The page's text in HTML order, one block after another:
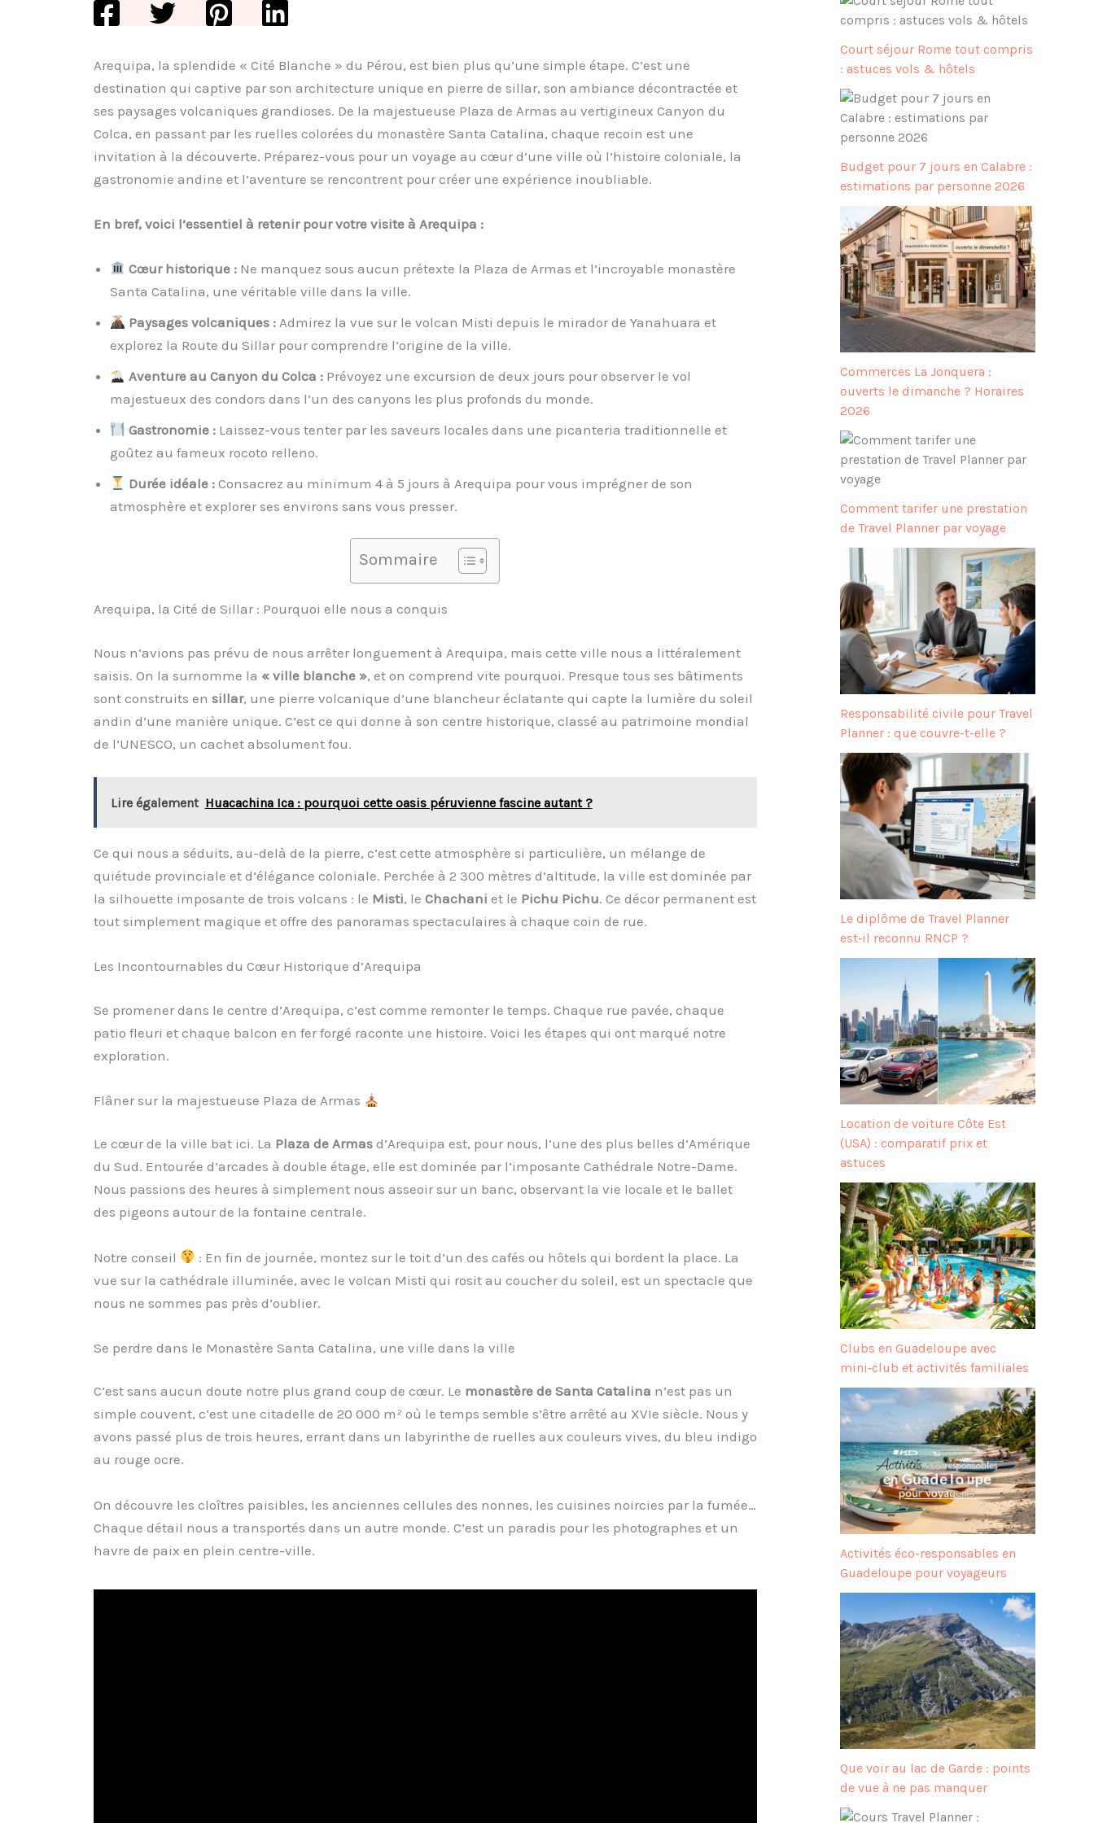
Arequipa, la splendide « Cité Blanche » du Pérou, est bien plus qu’une simple étape. C’est une
destination qui captive par son architecture unique en pierre de sillar, son ambiance décontractée et
ses paysages volcaniques grandioses. De la majestueuse Plaza de Armas au vertigineux Canyon du
Colca, en passant par les ruelles colorées du monastère Santa Catalina, chaque recoin est une
invitation à la découverte. Préparez-vous pour un voyage au cœur d’une ville où l’histoire coloniale, la
gastronomie andine et l’aventure se rencontrent pour créer une expérience inoubliable.
En bref, voici l’essentiel à retenir pour votre visite à Arequipa :
Cœur historique :Ne manquez sous aucun prétexte la Plaza de Armas et l’incroyable monastère
Santa Catalina, une véritable ville dans la ville.
Paysages volcaniques :Admirez la vue sur le volcan Misti depuis le mirador de Yanahuara et
explorez la Route du Sillar pour comprendre l’origine de la ville.
Aventure au Canyon du Colca :Prévoyez une excursion de deux jours pour observer le vol
majestueux des condors dans l’un des canyons les plus profonds du monde.
Gastronomie :Laissez-vous tenter par les saveurs locales dans une picanteria traditionnelle et
goûtez au fameux rocoto relleno.
Durée idéale :Consacrez au minimum 4 à 5 jours à Arequipa pour vous imprégner de son
atmosphère et explorer ses environs sans vous presser.
Sommaire
Arequipa, la Cité de Sillar : Pourquoi elle nous a conquis
Nous n’avions pas prévu de nous arrêter longuement à Arequipa, mais cette ville nous a littéralement
saisis. On la surnomme la « ville blanche », et on comprend vite pourquoi. Presque tous ses bâtiments
sont construits en sillar, une pierre volcanique d’une blancheur éclatante qui capte la lumière du soleil
andin d’une manière unique. C’est ce qui donne à son centre historique, classé au patrimoine mondial
de l’UNESCO, un cachet absolument fou.
Lire également Huacachina Ica : pourquoi cette oasis péruvienne fascine autant ?
Ce qui nous a séduits, au-delà de la pierre, c’est cette atmosphère si particulière, un mélange de
quiétude provinciale et d’élégance coloniale. Perchée à 2 300 mètres d’altitude, la ville est dominée par
la silhouette imposante de trois volcans : le Misti, le Chachani et le Pichu Pichu. Ce décor permanent est
tout simplement magique et offre des panoramas spectaculaires à chaque coin de rue.
Les Incontournables du Cœur Historique d’Arequipa
Se promener dans le centre d’Arequipa, c’est comme remonter le temps. Chaque rue pavée, chaque
patio fleuri et chaque balcon en fer forgé raconte une histoire. Voici les étapes qui ont marqué notre
exploration.
Flâner sur la majestueuse Plaza de Armas
Le cœur de la ville bat ici. La Plaza de Armasd’Arequipa est, pour nous, l’une des plus belles d’Amérique
du Sud. Entourée d’arcades à double étage, elle est dominée par l’imposante Cathédrale Notre-Dame.
Nous passions des heures à simplement nous asseoir sur un banc, observant la vie locale et le ballet
des pigeons autour de la fontaine centrale.
Notre conseil
: En fin de journée, montez sur le toit d’un des cafés ou hôtels qui bordent la place. La
vue sur la cathédrale illuminée, avec le volcan Misti qui rosit au coucher du soleil, est un spectacle que
nous ne sommes pas près d’oublier.
Se perdre dans le Monastère Santa Catalina, une ville dans la ville
C’est sans aucun doute notre plus grand coup de cœur. Le monastère de Santa Catalina n’est pas un
simple couvent, c’est une citadelle de 20 000 m² où le temps semble s’être arrêté au XVIe siècle. Nous y
avons passé plus de trois heures, errant dans un labyrinthe de ruelles aux couleurs vives, du bleu indigo
au rouge ocre.
On découvre les cloîtres paisibles, les anciennes cellules des nonnes, les cuisines noircies par la fumée…
Chaque détail nous a transportés dans un autre monde. C’est un paradis pour les photographes et un
havre de paix en plein centre-ville.
Court séjour Rome tout compris
: astuces vols & hôtels
Budget pour 7 jours en Calabre :
estimations par personne 2026
Commerces La Jonquera :
ouverts le dimanche ? Horaires
2026
Comment tarifer une prestation
de Travel Planner par voyage
Responsabilité civile pour Travel
Planner : que couvre-t-elle ?
Le diplôme de Travel Planner
est‑il reconnu RNCP ?
Location de voiture Côte Est
(USA) : comparatif prix et
astuces
Clubs en Guadeloupe avec
mini‑club et activités familiales
Activités éco-responsables en
Guadeloupe pour voyageurs
Que voir au lac de Garde : points
de vue à ne pas manquer